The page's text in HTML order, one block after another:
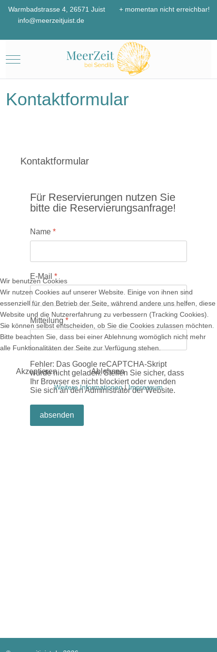
Warmbadstrasse 4, 26571 Juist
+ momentan nicht erreichbar!
info@meerzeitjuist.de
Mobile Menu Toggle
Kontaktformular
Kontaktformular
Für Reservierungen nutzen Sie
bitte die Reservierungsanfrage!
Name *
E-Mail *
Mitteilung *
Fehler: Das Google reCAPTCHA-Skript
wurde nicht geladen. Stellen Sie sicher, dass
Ihr Browser es nicht blockiert oder wenden
Sie sich an den Administrator der Website.
absenden
Wir benutzen Cookies
Wir nutzen Cookies auf unserer Website. Einige von ihnen sind
essenziell für den Betrieb der Seite, während andere uns helfen, diese
Website und die Nutzererfahrung zu verbessern (Tracking Cookies).
Sie können selbst entscheiden, ob Sie die Cookies zulassen möchten.
Bitte beachten Sie, dass bei einer Ablehnung womöglich nicht mehr
alle Funktionalitäten der Seite zur Verfügung stehen.
Akzeptieren Ablehnen
Weitere Informationen|Impressum